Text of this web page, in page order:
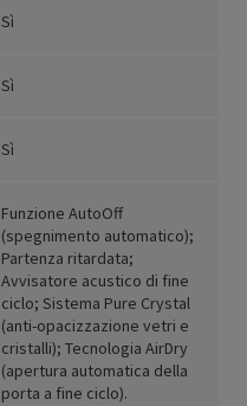
Sì
Sì
Sì
Funzione AutoOff
(spegnimento automatico);
Partenza ritardata;
Avvisatore acustico di fine
ciclo; Sistema Pure Crystal
(anti-opacizzazione vetri e
cristalli); Tecnologia AirDry
(apertura automatica della
porta a fine ciclo).